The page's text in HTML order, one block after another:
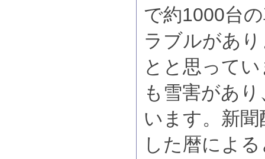
で約1000台
ラブルがあ
とと思って
も雪害があ
います。新
した暦によ